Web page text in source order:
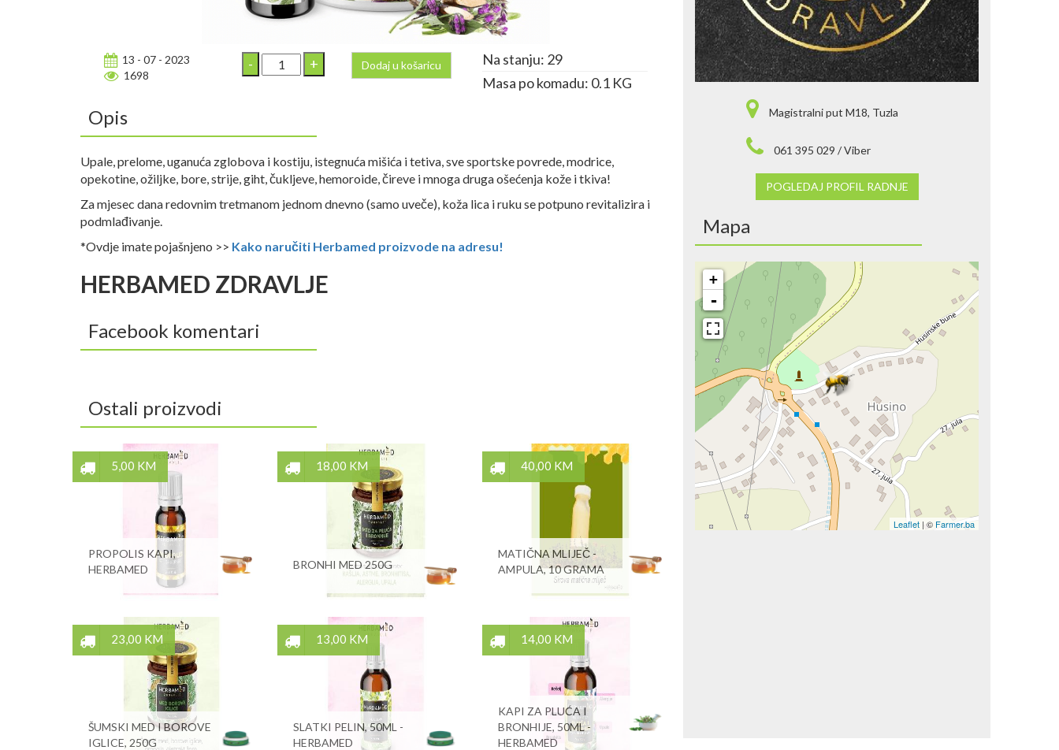
13 - 07 - 2023
1698
Dodaj u košaricu
Na stanju: 29
Masa po komadu: 0.1 KG
Opis
Upale, prelome, uganuća zglobova i kostiju, istegnuća mišića i tetiva, sve sportske povrede, modrice,
opekotine, ožiljke, bore, strije, giht, čukljeve, hemoroide, čireve i mnoga druga ošećenja kože i tkiva!
Za mjesec dana redovnim tretmanom jednom dnevno (samo uveče), koža lica i ruku se potpuno revitalizira i
podmlađivanje.
*Ovdje imate pojašnjeno >> Kako naručiti Herbamed proizvode na adresu!
HERBAMED ZDRAVLJE
Facebook komentari
Ostali proizvodi
5,00 KM
PROPOLIS KAPI,
HERBAMED
18,00 KM
BRONHI MED 250G
40,00 KM
MATIČNA MLIJEČ -
AMPULA, 10 GRAMA
23,00 KM
ŠUMSKI MED I BOROVE
IGLICE, 250G
13,00 KM
SLATKI PELIN, 50ML -
HERBAMED
14,00 KM
KAPI ZA PLUĆA I
BRONHIJE, 50ML -
HERBAMED
Magistralni put M18, Tuzla
061 395 029 / Viber
POGLEDAJ PROFIL RADNJE
Mapa
+
-
Leaflet | © Farmer.ba